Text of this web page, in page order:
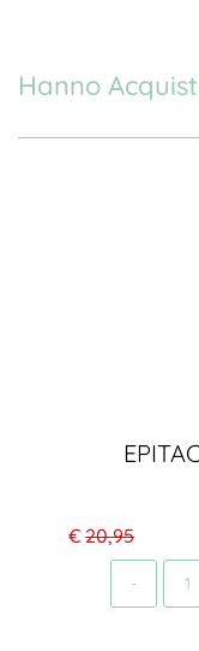
Hanno
€ 20,95